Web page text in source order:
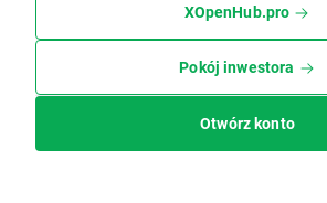
XOpenHub.pro
Pokój inwestora
Otwórz konto